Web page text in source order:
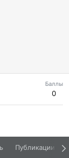
Баллы
0
Публикации